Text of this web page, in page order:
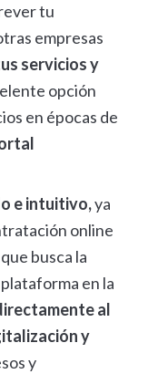
tu
empresas
servicios y
opción
en épocas de
e intuitivo,ya
online
busca la
en la
al
y
y